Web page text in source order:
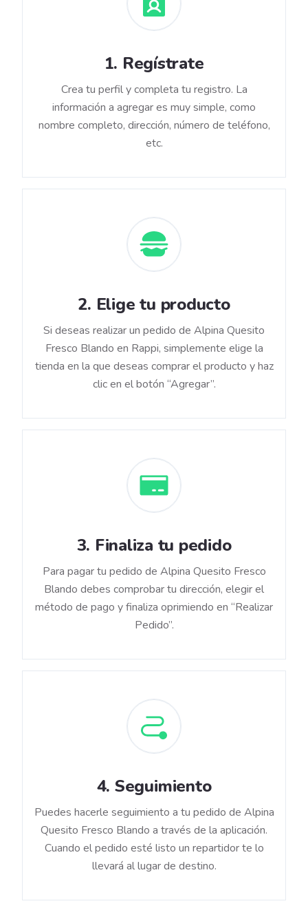
1. Regístrate
Crea tu perfil y completa tu registro. La
información a agregar es muy simple, como
nombre completo, dirección, número de teléfono,
etc.
2. Elige tu producto
Si deseas realizar un pedido de Alpina Quesito
Fresco Blando en Rappi, simplemente elige la
tienda en la que deseas comprar el producto y haz
clic en el botón “Agregar”.
3. Finaliza tu pedido
Para pagar tu pedido de Alpina Quesito Fresco
Blando debes comprobar tu dirección, elegir el
método de pago y finaliza oprimiendo en “Realizar
Pedido”.
4. Seguimiento
Puedes hacerle seguimiento a tu pedido de Alpina
Quesito Fresco Blando a través de la aplicación.
Cuando el pedido esté listo un repartidor te lo
llevará al lugar de destino.